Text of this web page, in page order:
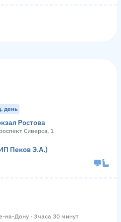
день
Ростова
Сиверса, 1
Пеков Э.А.)
на-Дону · 3 часа 30 минут